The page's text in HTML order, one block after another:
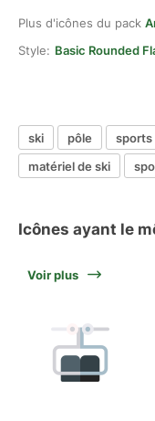
Plus d'icônes du pack
Style: Basic Rounded
ski pôle sports
matériel de ski
Icônes ayant le
Voir plus